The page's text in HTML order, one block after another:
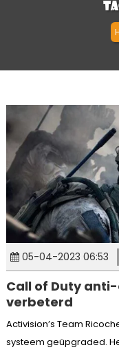
05-04-2023 06:53
Call of Duty anti-
verbeterd
Activision’s Team
systeem geüpgraded.